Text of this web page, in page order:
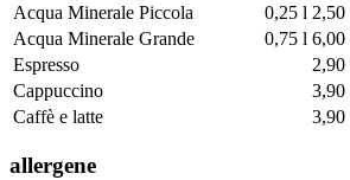
Acqua Minerale Piccola
0,25 l 2,50
Acqua Minerale Grande
0,75 l 6,00
Espresso
2,90
Cappuccino
3,90
Caffè e latte
3,90
allergene